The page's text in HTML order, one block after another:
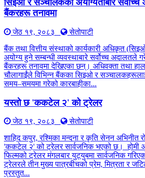
सिइओ र सञ्चालकको अयोग्यताबारे
बैंकरहरू तनावमा
जेठ १९, २०८३
सेतोपाटी
बैंक तथा वित्तीय संस्थाको कार्यकारी अधिकृत
अयोग्य हुने सम्बन्धी व्यवस्थाबारे सर्वोच्च अदालतले
बैंकरहरू तनावमा देखिएका छन्। अधिवक्ता तथा
चौलागाईंले विभिन्न बैंकका सिइओ र
समय–समयमा गरेको कारबाहीका...
यस्तो छ 'ककटेल २' को ट्रेलर
जेठ १९, २०८३
सेतोपाटी
शाहिद कपुर, रश्मिका मन्दना र कृति सेनन अभिनीत
'ककटेल २' को ट्रेलर सार्वजनिक भएको छ। होमी
फिल्मको ट्रेलर मंगलबार युट्युबमा सार्वजनिक
ट्रेलरले तीन मुख्य पात्रबीचको प्रेम, मित्रता र
प्रस्तुत...